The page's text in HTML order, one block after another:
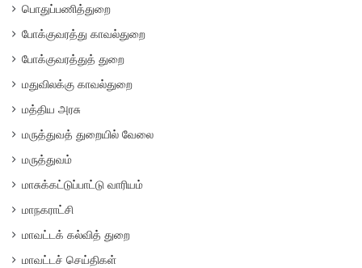
பொதுப்பணித்துறை
போக்குவரத்து காவல்துறை
போக்குவரத்துத் துறை
மதுவிலக்கு காவல்துறை
மத்திய அரசு
மருத்துவத் துறையில் வேலை
மருத்துவம்
மாசுக்கட்டுப்பாட்டு வாரியம்
மாநகராட்சி
மாவட்டக் கல்வித் துறை
மாவட்டச் செய்திகள்